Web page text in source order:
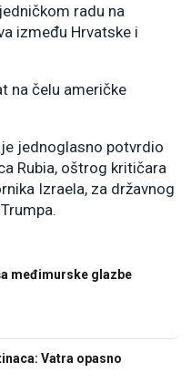
radu na
između Hrvatske i
na čelu američke
jednoglasno potvrdio
Rubia, oštrog kritičara
Izraela, za državnog
međimurske glazbe
Vatra opasno